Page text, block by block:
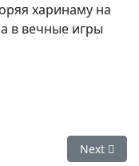
харинаму на
в вечные игры
Шри Радха Next
Next